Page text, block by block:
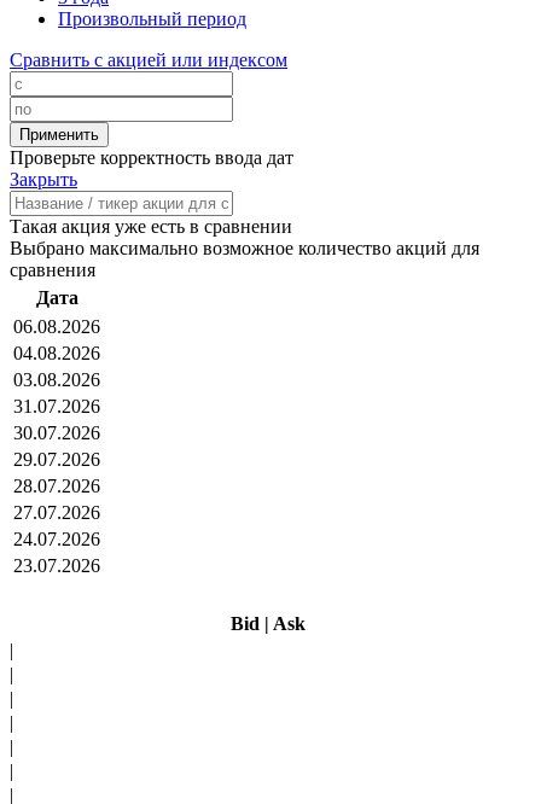
Произвольный период
Сравнить с акцией или индексом
Проверьте корректность ввода дат
Закрыть
Такая акция уже есть в сравнении
Выбрано максимально возможное количество акций для
сравнения
Дата
06.08.2026
04.08.2026
03.08.2026
31.07.2026
30.07.2026
29.07.2026
28.07.2026
27.07.2026
24.07.2026
23.07.2026
Bid | Ask
|
|
|
|
|
|
|